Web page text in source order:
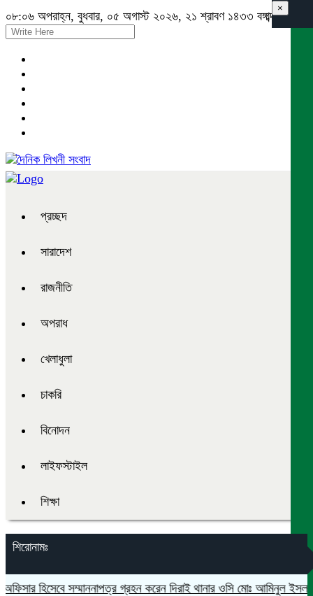
০৮:০৬ অপরাহ্ন, বুধবার, ০৫ অগাস্ট ২০২৬, ২১ শ্রাবণ ১৪৩৩ বঙ্গাব্দ
প্রচ্ছদ
সারাদেশ
রাজনীতি
অপরাধ
খেলাধুলা
চাকরি
বিনোদন
লাইফস্টাইল
শিক্ষা
শিরোনামঃ
হিসেবে সম্মাননাপত্র গ্রহন করেন দিরাই থানার ওসি মোঃ আমিনুল ইসলাম
×